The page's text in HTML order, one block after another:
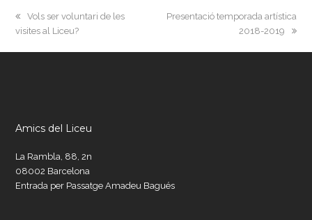
previous
post:
Vols ser voluntari de les
visites al Liceu?
next
Presentació temporada artística
2018-2019
Amics del Liceu
La Rambla, 88, 2n
08002 Barcelona
Entrada per Passatge Amadeu Bagués